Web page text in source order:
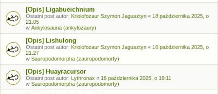
[Opis] Ligabueichnium
Ostatni post autor: Kriolofozaur Szymon Jagusztyn « 18 października 2025, o
21:05
w Ankylosauria (ankylozaury)
[Opis] Lishulong
Ostatni post autor: Kriolofozaur Szymon Jagusztyn « 16 października 2025, o
21:27
w Sauropodomorpha (zauropodomorfy)
[Opis] Huayracursor
Ostatni post autor: Lythronax « 16 października 2025, o 19:11
w Sauropodomorpha (zauropodomorfy)